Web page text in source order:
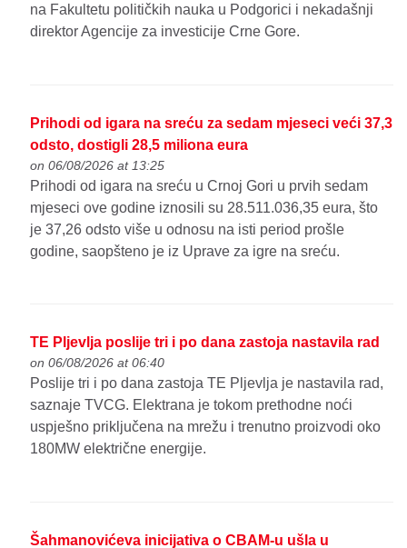
na Fakultetu političkih nauka u Podgorici i nekadašnji
direktor Agencije za investicije Crne Gore.
Prihodi od igara na sreću za sedam mjeseci veći 37,3
odsto, dostigli 28,5 miliona eura
on 06/08/2026 at 13:25
Prihodi od igara na sreću u Crnoj Gori u prvih sedam
mjeseci ove godine iznosili su 28.511.036,35 eura, što
je 37,26 odsto više u odnosu na isti period prošle
godine, saopšteno je iz Uprave za igre na sreću.
TE Pljevlja poslije tri i po dana zastoja nastavila rad
on 06/08/2026 at 06:40
Poslije tri i po dana zastoja TE Pljevlja je nastavila rad,
saznaje TVCG. Elektrana je tokom prethodne noći
uspješno priključena na mrežu i trenutno proizvodi oko
180MW električne energije.
Šahmanovićeva inicijativa o CBAM-u ušla u